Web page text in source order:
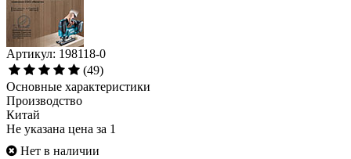
Артикул: 198118-0
(49)
Основные характеристики
Производство
Китай
Не указана цена за 1
Нет в наличии